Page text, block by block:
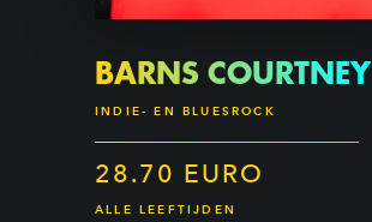
BARNS COURTNEY
INDIE- EN BLUESROCK
28.70 EURO
ALLE LEEFTIJDEN